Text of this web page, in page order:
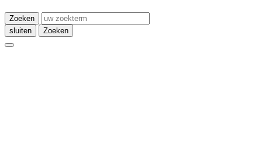
Zoeken
sluiten
Zoeken